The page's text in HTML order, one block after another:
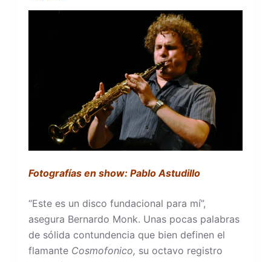
Fotografías en show: Pablo Astudillo
“Este es un disco fundacional para mí”,
asegura Bernardo Monk. Unas pocas palabras
de sólida contundencia que bien definen el
flamante Cosmofonico, su octavo registro